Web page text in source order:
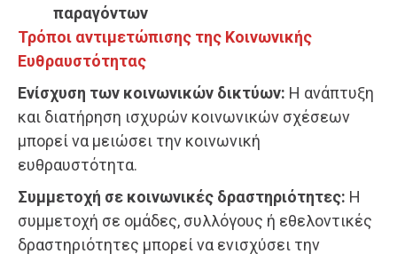
παραγόντων
Τρόποι αντιμετώπισης της Κοινωνικής
Ευθραυστότητας
Ενίσχυση των κοινωνικών δικτύων: Η ανάπτυξη
και διατήρηση ισχυρών κοινωνικών σχέσεων
μπορεί να μειώσει την κοινωνική
ευθραυστότητα.
Συμμετοχή σε κοινωνικές δραστηριότητες: Η
συμμετοχή σε ομάδες, συλλόγους ή εθελοντικές
δραστηριότητες μπορεί να ενισχύσει την